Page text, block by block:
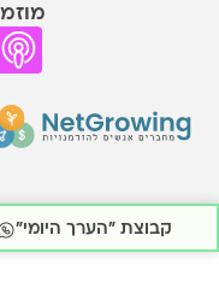
מוזמנים
״הערך היומי״